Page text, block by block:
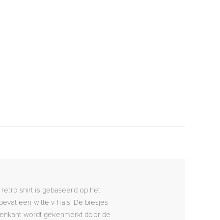
shirt is gebaseerd op het
een witte v-hals. De biesjes
wordt gekenmerkt door de